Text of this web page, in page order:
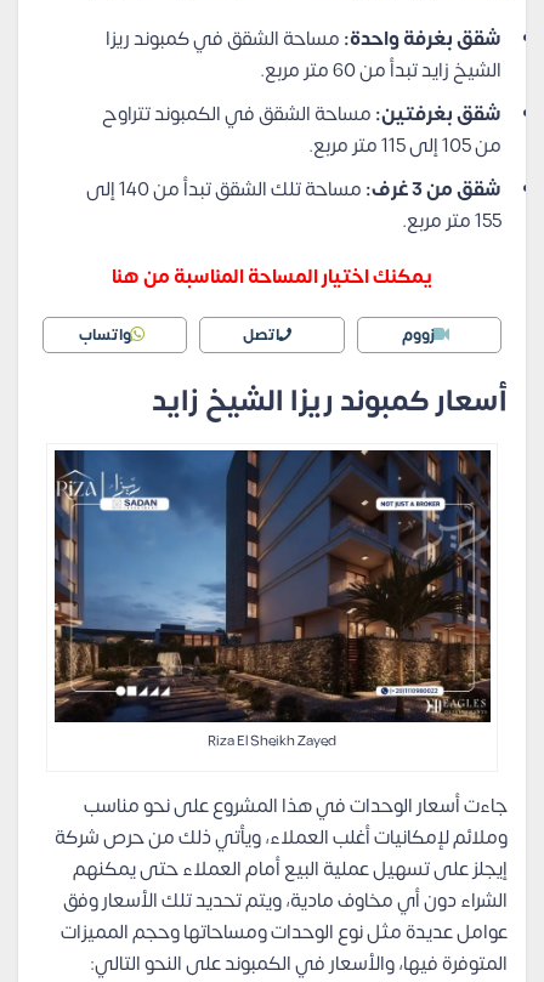
شقق بغرفة واحدة:مساحة الشقق في كمبوند ريزا
الشيخ زايد تبدأ من 60 متر مربع.
شقق بغرفتين:مساحة الشقق في الكمبوند تتراوح
من 105 إلى 115 متر مربع.
شقق من 3 غرف:
مساحة تلك الشقق تبدأ من 140 إلى
155 متر مربع.
يمكنك اختيار المساحة المناسبة من هنا
زووم اتصل واتساب
أسعار كمبوند ريزا الشيخ زايد
Riza El Sheikh Zayed
جاءت أسعار الوحدات في هذا المشروع على نحو مناسب
وملائم لإمكانيات أغلب العملاء، ويأتي ذلك من حرص شركة
إيجلز على تسهيل عملية البيع أمام العملاء حتى يمكنهم
الشراء دون أي مخاوف مادية، ويتم تحديد تلك الأسعار وفق
عوامل عديدة مثل نوع الوحدات ومساحاتها وحجم المميزات
المتوفرة فيها، والأسعار في الكمبوند على النحو التالي: